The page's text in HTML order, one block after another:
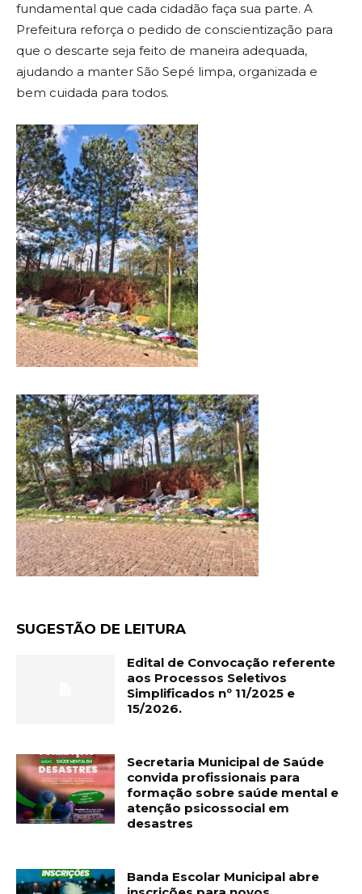
fundamental que cada cidadão faça sua parte. A
Prefeitura reforça o pedido de conscientização para
que o descarte seja feito de maneira adequada,
ajudando a manter São Sepé limpa, organizada e
bem cuidada para todos.
SUGESTÃO DE LEITURA
Edital de Convocação referente
aos Processos Seletivos
Simplificados nº 11/2025 e
15/2026.
Secretaria Municipal de Saúde
convida profissionais para
formação sobre saúde mental e
atenção psicossocial em
desastres
Banda Escolar Municipal abre